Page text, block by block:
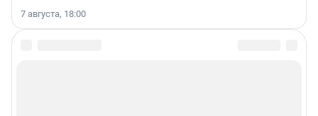
7 августа, 18:00